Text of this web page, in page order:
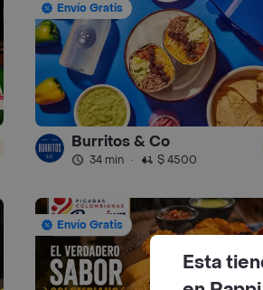
Envío Gratis
Burritos & Co
34 min · $ 4500
Envío Gratis
Esta